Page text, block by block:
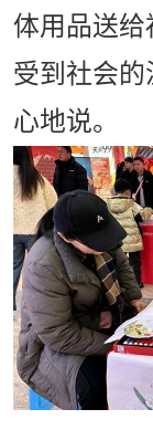
体用品送给
受到社会的
心地说。